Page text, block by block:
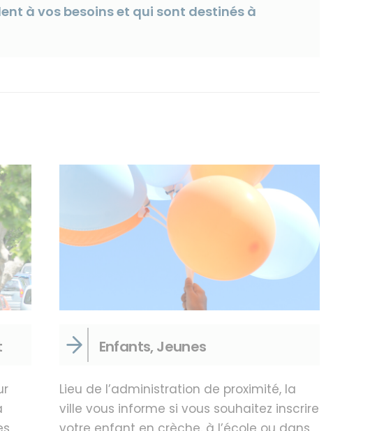
à vos besoins et qui sont destinés à
Enfants, Jeunes
Lieu de l’administration de proximité, la
ville vous informe si vous souhaitez inscrire